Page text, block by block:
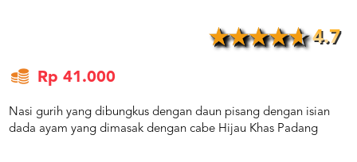
4.7
Rp 41.000
Nasi gurih yang dibungkus dengan daun pisang dengan isian
dada ayam yang dimasak dengan cabe Hijau Khas Padang